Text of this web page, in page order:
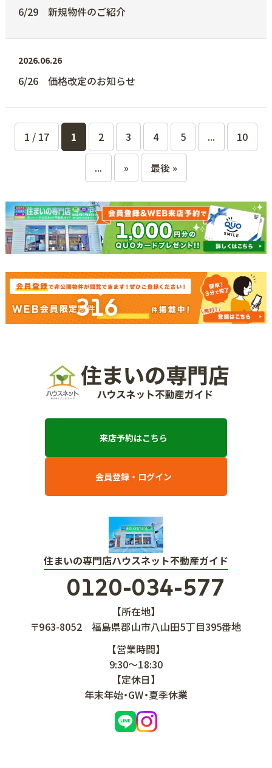
6/29 新規物件のご紹介
2026.06.26
6/26 価格改定のお知らせ
1 / 17 1 2 3 4 5 ... 10
... » 最後 »
316
来店予約はこちら
会員登録・ログイン
住まいの専門店ハウスネット不動産ガイド
0120-034-577
【所在地】
〒963-8052
福島県郡山市八山田5丁目395番地
【営業時間】
9:30～18:30
【定休日】
年末年始・GW・夏季休業